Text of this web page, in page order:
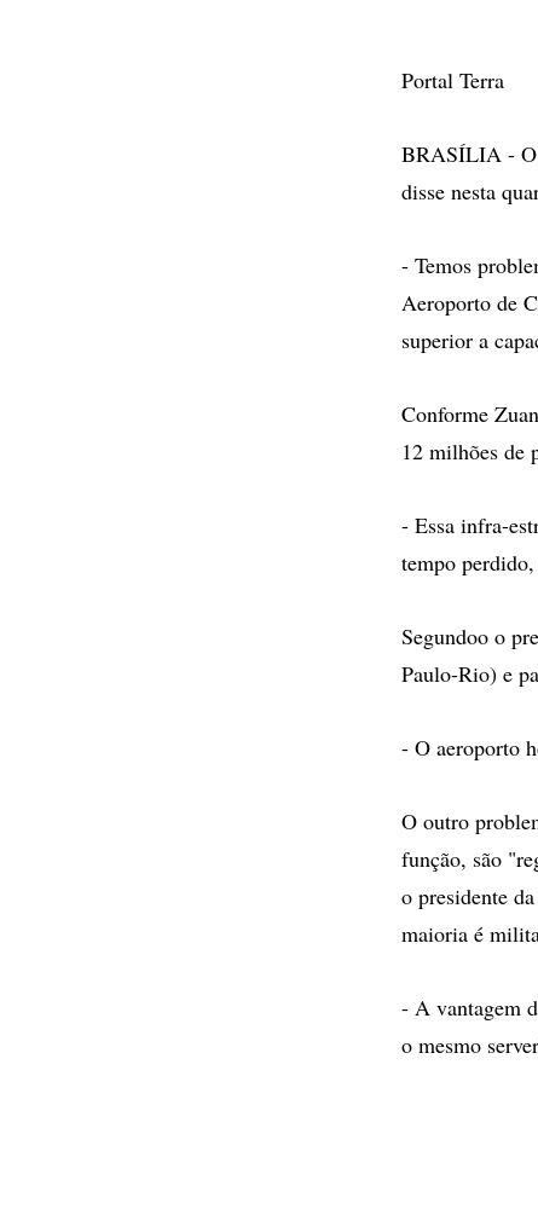
Portal Terra
BRASÍLIA - O
disse nesta
- Temos
Aeroporto de
superior a
Conforme
12 milhões de
- Essa infra-
tempo perdido,
Segundoo o
Paulo-Rio) e
- O aeroporto
O outro
função, são
o presidente
maioria é
- A vantagem
o mesmo